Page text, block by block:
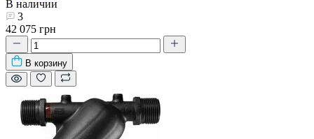
В наличии
3
42 075 грн
В корзину